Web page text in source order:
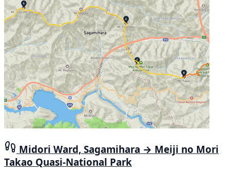
Midori Ward, Sagamihara → Meiji no Mori
Takao Quasi-National Park